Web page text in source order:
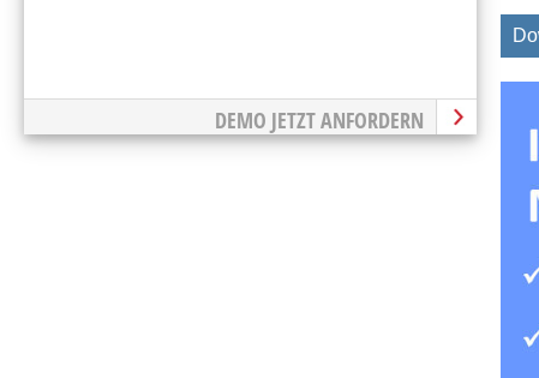
DEMO JETZT ANFORDERN